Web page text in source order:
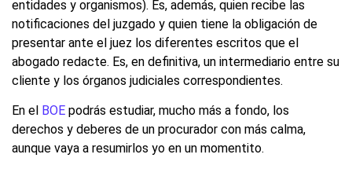
entidades y organismos). Es, además, quien recibe las
notificaciones del juzgado y quien tiene la obligación de
presentar ante el juez los diferentes escritos que el
abogado redacte. Es, en definitiva, un intermediario entre su
cliente y los órganos judiciales correspondientes.
En el BOE podrás estudiar, mucho más a fondo, los
derechos y deberes de un procurador con más calma,
aunque vaya a resumirlos yo en un momentito.